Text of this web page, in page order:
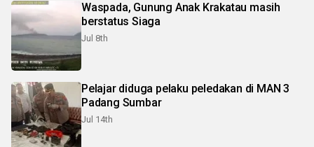
Waspada, Gunung Anak Krakatau masih
berstatus Siaga
Jul 8th
Pelajar diduga pelaku peledakan di MAN 3
Padang Sumbar
Jul 14th